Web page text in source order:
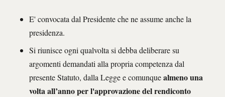
E' convocata dal Presidente che ne assume anche la
presidenza.
Si riunisce ogni qualvolta si debba deliberare su
argomenti demandati alla propria competenza dal
presente Statuto, dalla Legge e comunquealmeno una
volta all’anno per l'approvazione del rendiconto